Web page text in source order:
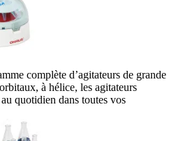
complète d’agitateurs de grande
à hélice, les agitateurs
quotidien dans toutes vos